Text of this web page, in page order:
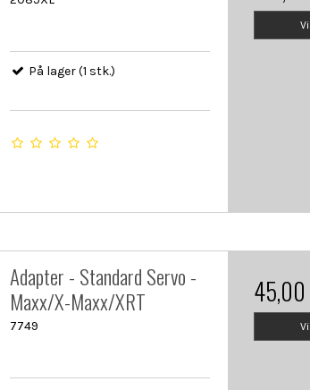
På lager (1 stk.)
Adapter - Standard Servo -
Maxx/X-Maxx/XRT
7749
45,00